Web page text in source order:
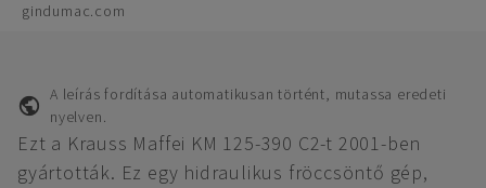
gindumac.com
A leírás fordítása automatikusan történt, mutassa eredeti
nyelven.
Ezt a Krauss Maffei KM 125-390 C2-t 2001-ben
gyártották. Ez egy hidraulikus fröccsöntő gép,